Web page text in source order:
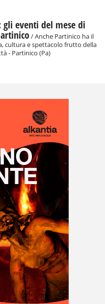
gli eventi del mese di
/ Anche Partinico ha il
cultura e spettacolo frutto della
- Partinico (Pa)